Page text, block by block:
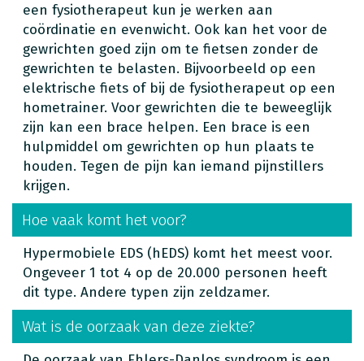
een fysiotherapeut kun je werken aan
coördinatie en evenwicht. Ook kan het voor de
gewrichten goed zijn om te fietsen zonder de
gewrichten te belasten. Bijvoorbeeld op een
elektrische fiets of bij de fysiotherapeut op een
hometrainer. Voor gewrichten die te beweeglijk
zijn kan een brace helpen. Een brace is een
hulpmiddel om gewrichten op hun plaats te
houden. Tegen de pijn kan iemand pijnstillers
krijgen.
Hoe vaak komt het voor?
Hypermobiele EDS (hEDS) komt het meest voor.
Ongeveer 1 tot 4 op de 20.000 personen heeft
dit type. Andere typen zijn zeldzamer.
Wat is de oorzaak van deze ziekte?